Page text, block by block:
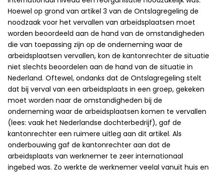
Hoewel op grond van artikel 3 van de Ontslagregeling de
noodzaak voor het vervallen van arbeidsplaatsen moet
worden beoordeeld aan de hand van de omstandigheden
die van toepassing zijn op de onderneming waar de
arbeidsplaatsen vervallen, kon de kantonrechter de situatie
niet slechts beoordelen aan de hand van de situatie in
Nederland. Oftewel, ondanks dat de Ontslagregeling stelt
dat bij verval van een arbeidsplaats in een groep, gekeken
moet worden naar de omstandigheden bij de
onderneming waar de arbeidsplaatsen komen te vervallen
(lees: vaak het Nederlandse dochterbedrijf), gaf de
kantonrechter een ruimere uitleg aan dit artikel. Als
onderbouwing gaf de kantonrechter aan dat de
arbeidsplaats van werknemer te zeer internationaal
ingebed was. Zo werkte de werknemer veelal vanuit huis en